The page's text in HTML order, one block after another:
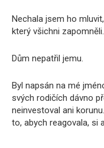
Nechala jsem ho
který všichni zapomněli.
Dům nepatřil jemu.
Byl napsán na mé
svých rodičích dávno
neinvestoval ani
to, abych reagovala, si